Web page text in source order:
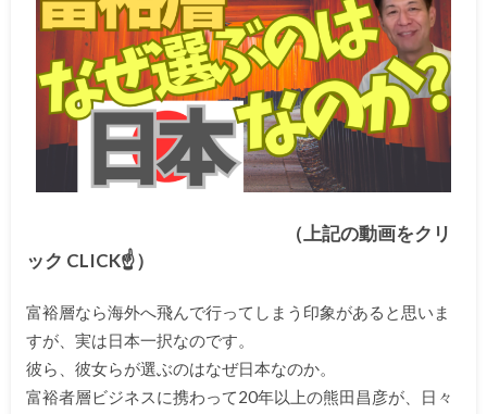
（上記の動画をクリ
ック CLICK☝）
富裕層なら海外へ飛んで行ってしまう印象があると思いま
すが、実は日本一択なのです。
彼ら、彼女らが選ぶのはなぜ日本なのか。
富裕者層ビジネスに携わって20年以上の熊田昌彦が、日々